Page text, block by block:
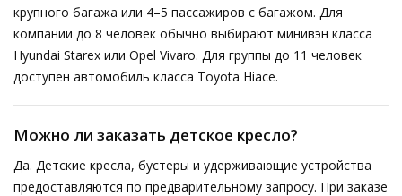
крупного багажа или 4–5 пассажиров с багажом. Для
компании до 8 человек обычно выбирают минивэн класса
Hyundai Starex или Opel Vivaro. Для группы до 11 человек
доступен автомобиль класса Toyota Hiace.
Можно ли заказать детское кресло?
Да. Детские кресла, бустеры и удерживающие устройства
предоставляются по предварительному запросу. При заказе